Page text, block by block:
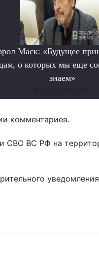
Маск: «Будущее
о которых мы еще
знаем»
комментариев.
СВО ВС РФ на